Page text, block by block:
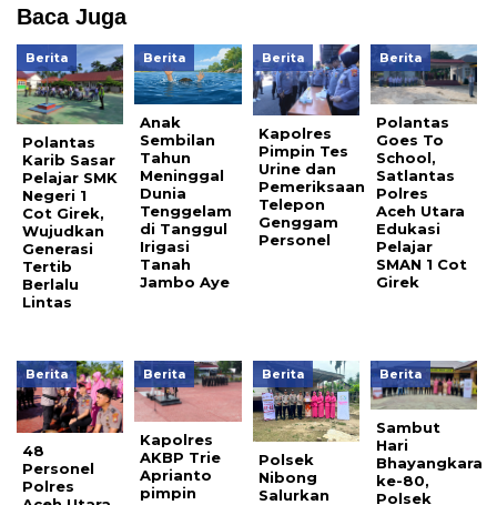
Baca Juga
Berita
Polantas
Karib Sasar
Pelajar SMK
Negeri 1
Cot Girek,
Wujudkan
Generasi
Tertib
Berlalu
Lintas
Berita
Anak
Sembilan
Tahun
Meninggal
Dunia
Tenggelam
di Tanggul
Irigasi
Tanah
Jambo Aye
Berita
Kapolres
Pimpin Tes
Urine dan
Pemeriksaan
Telepon
Genggam
Personel
Berita
Polantas
Goes To
School,
Satlantas
Polres
Aceh Utara
Edukasi
Pelajar
SMAN 1 Cot
Girek
Berita
48
Personel
Polres
Berita
Kapolres
AKBP Trie
Aprianto
pimpin
Berita
Polsek
Nibong
Salurkan
Berita
Sambut
Hari
Bhayangkara
ke-80,
Polsek